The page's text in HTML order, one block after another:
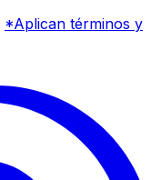
*Aplican términos y